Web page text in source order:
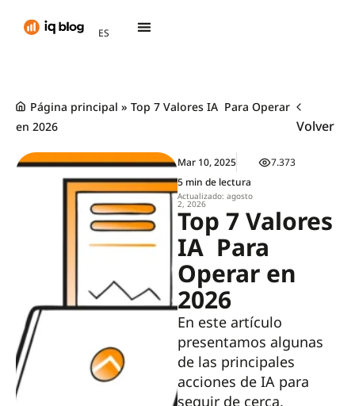
ES
TH
Página principal » Top 7 Valores IA Para Operar
en 2026
Volver
Mar 10, 2025
5 min de lectura
Actualizado: agosto
2, 2026
7.373
Top 7 Valores
IA Para
Operar en
2026
En este artículo
presentamos algunas
de las principales
acciones de IA para
seguir de cerca,